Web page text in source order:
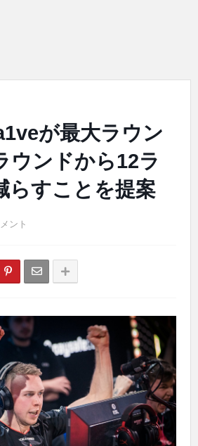
が最大ラウン
ウンドから12ラ
らすことを提案
ント